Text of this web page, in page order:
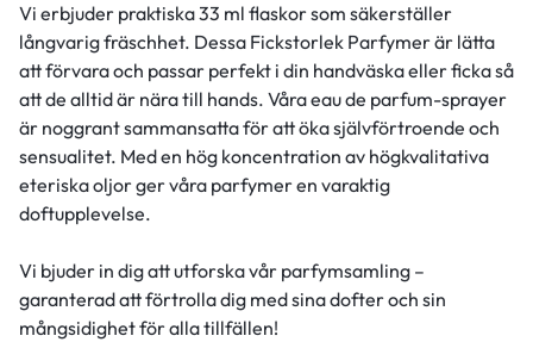
Vi erbjuder praktiska 33 ml flaskor som säkerställer
långvarig fräschhet. Dessa Fickstorlek Parfymer är lätta
att förvara och passar perfekt i din handväska eller ficka så
att de alltid är nära till hands. Våra eau de parfum-sprayer
är noggrant sammansatta för att öka självförtroende och
sensualitet. Med en hög koncentration av högkvalitativa
eteriska oljor ger våra parfymer en varaktig
doftupplevelse.
Vi bjuder in dig att utforska vår parfymsamling –
garanterad att förtrolla dig med sina dofter och sin
mångsidighet för alla tillfällen!